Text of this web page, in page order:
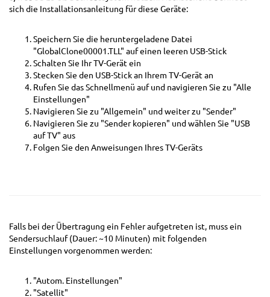
sich die Installationsanleitung für diese Geräte:
Speichern Sie die heruntergeladene Datei
"GlobalClone00001.TLL" auf einen leeren USB-Stick
Schalten Sie Ihr TV-Gerät ein
Stecken Sie den USB-Stick an Ihrem TV-Gerät an
Rufen Sie das Schnellmenü auf und navigieren Sie zu "Alle
Einstellungen"
Navigieren Sie zu "Allgemein" und weiter zu "Sender"
Navigieren Sie zu "Sender kopieren" und wählen Sie "USB
auf TV" aus
Folgen Sie den Anweisungen Ihres TV-Geräts
Falls bei der Übertragung ein Fehler aufgetreten ist, muss ein
Sendersuchlauf (Dauer: ~10 Minuten) mit folgenden
Einstellungen vorgenommen werden:
"Autom. Einstellungen"
"Satellit"